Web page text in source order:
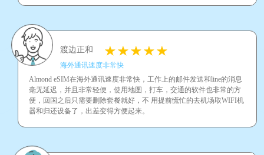
渡边正和
海外通讯速度非常快
Almond eSIM在海外通讯速度非常快，工作上的邮件发送和line的消息
毫无延迟，并且非常轻便，使用地图，打车，交通的软件也非常的方
便，回国之后只需要删除套餐就好，不 用提前慌忙的去机场取WIFI机
器和归还设备了，出差变得方便起来。